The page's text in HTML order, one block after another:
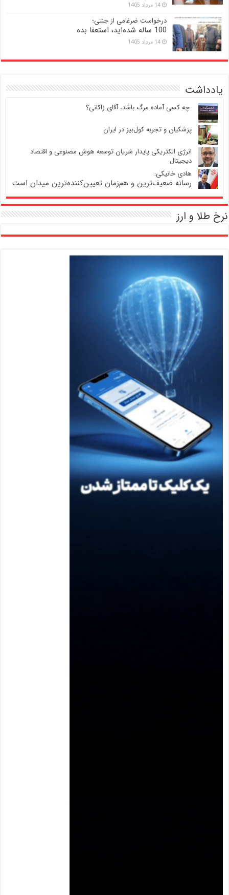
14 مرداد 1405
درخواست ضرغامی از جنتی؛
100 ساله شده‌اید، استعفا بده
14 مرداد 1405
یادداشت
‍ چه کسی آماده مرگ باشد، آقای زاکانی؟
پزشکیان و تجربه کول‌بیز در ایران
انرژی الکتریکی پایدار شریان توسعه هوش مصنوعی و اقتصاد
دیجیتال
هادی خانیکی:
رسانه ضعیف‌ترین و هم‌زمان تعیین‌کننده‌ترین میدان است
نرخ طلا و ارز